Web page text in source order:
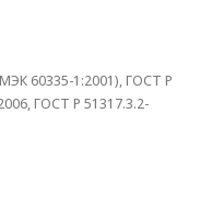
60335-1:2001), ГОСТ Р
ГОСТ Р 51317.3.2-